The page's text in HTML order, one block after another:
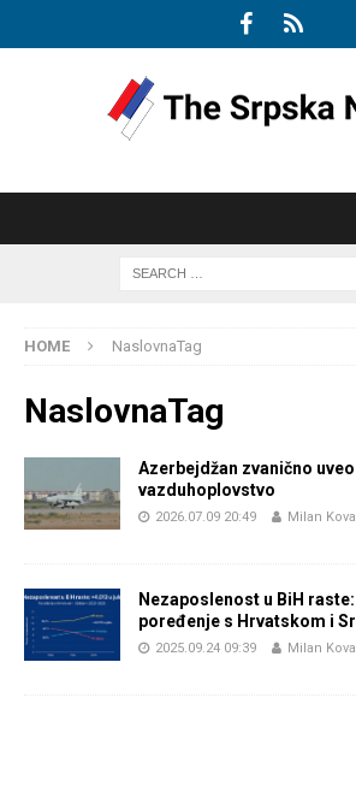
HOME NaslovnaTag
NaslovnaTag
Azerbejdžan zvanično
vazduhoplovstvo
2026.07.09 20:49 Milan
Nezaposlenost u BiH
poređenje s Hrvatskom i
2025.09.24 09:39 Milan